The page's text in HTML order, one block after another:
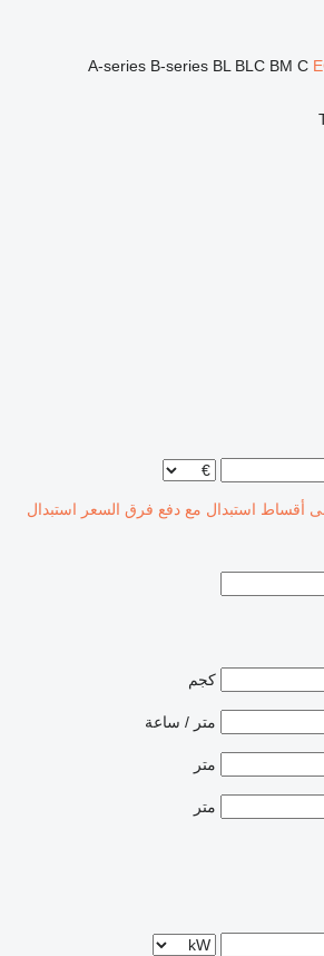
A-series B-series BL BLC BM C
أقساط استبدال مع دفع فرق السعر استبدال
كجم
متر / ساعة
متر
متر